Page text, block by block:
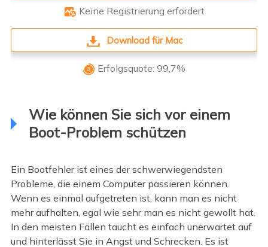
 Keine Registrierung erfordert
Download für Mac
 Erfolgsquote: 99,7%
Wie können Sie sich vor einem
Boot-Problem schützen
Ein Bootfehler ist eines der schwerwiegendsten
Probleme, die einem Computer passieren können.
Wenn es einmal aufgetreten ist, kann man es nicht
mehr aufhalten, egal wie sehr man es nicht gewollt hat.
In den meisten Fällen taucht es einfach unerwartet auf
und hinterlässt Sie in Angst und Schrecken. Es ist